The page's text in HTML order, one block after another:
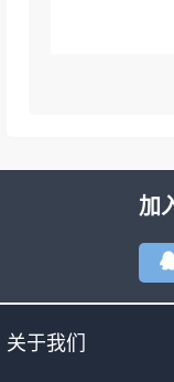
加
关于我们